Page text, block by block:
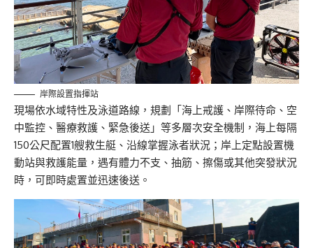
岸際設置指揮站
現場依水域特性及泳道路線，規劃「海上戒護、岸際待命、空
中監控、醫療救護、緊急後送」等多層次安全機制，海上每隔
150公尺配置1艘救生艇、沿線掌握泳者狀況；岸上定點設置機
動站與救護能量，遇有體力不支、抽筋、擦傷或其他突發狀況
時，可即時處置並迅速後送。